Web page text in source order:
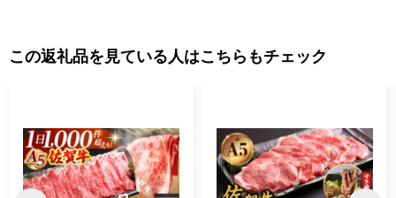
この返礼品を見ている人はこちらもチェック